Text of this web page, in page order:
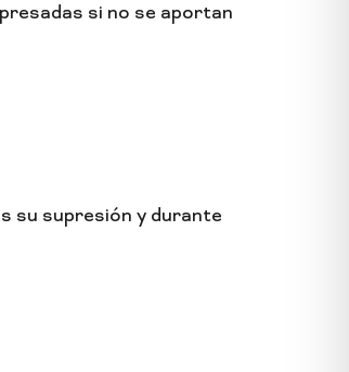
si no se aportan
su supresión y durante